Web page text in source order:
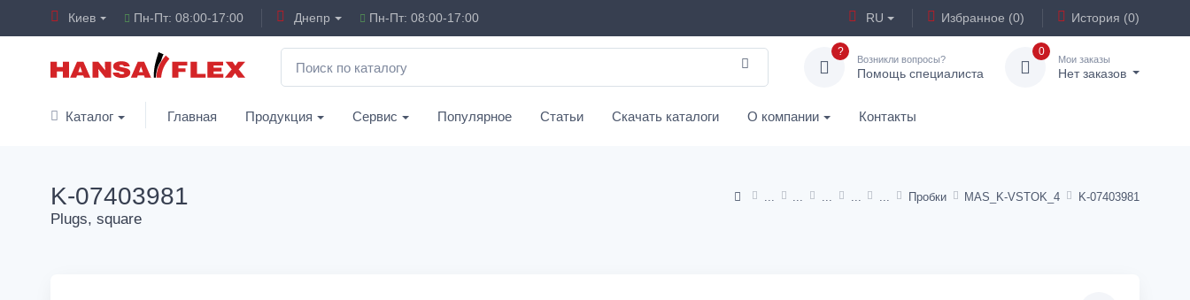
Киев Пн-Пт: 08:00-17:00 Днепр Пн-Пт: 08:00-17:00 RU Избранное (0) История (0)
?
Возникли вопросы?
Помощь специалиста
0
Мои заказы
Нет заказов
Каталог Главная Продукция Сервис Популярное Статьи Скачать каталоги О компании Контакты
Пробки MAS_K-VSTOK_4 K-07403981
K-07403981
Plugs, square